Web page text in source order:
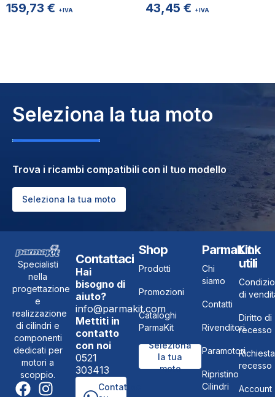
159,73 € +IVA 43,45 € +IVA
Seleziona la tua moto
Trova i ricambi compatibili con il tuo modello
Seleziona la tua moto
Specialisti
nella
progettazione
e
realizzazione
di cilindri e
componenti
dedicati per
motori a
scoppio.
Contattaci
Hai
bisogno di
aiuto?
info@parmakit.com
Mettiti in
contatto
con noi
0521
303413
Contattaci
Shop
Prodotti
Promozioni
Cataloghi
ParmaKit
Seleziona
la tua
moto
ParmaKit
Chi
siamo
Contatti
Rivenditori
Paramotori
Ripristino
Cilindri
Link
utili
di
Diritto di
recesso
Richiesta
recesso
Account